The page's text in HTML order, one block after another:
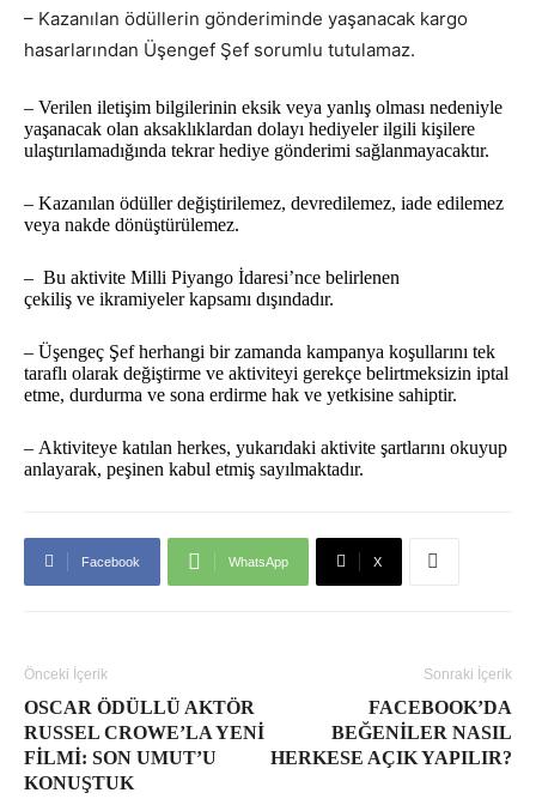
– Kazanılan ödüllerin gönderiminde yaşanacak kargo
hasarlarından Üşengef Şef sorumlu tutulamaz.
– Verilen iletişim bilgilerinin eksik veya yanlış olması nedeniyle
yaşanacak olan aksaklıklardan dolayı hediyeler ilgili kişilere
ulaştırılamadığında tekrar hediye gönderimi sağlanmayacaktır.
– Kazanılan ödüller değiştirilemez, devredilemez, iade edilemez
veya nakde dönüştürülemez.
– Bu aktivite Milli Piyango İdaresi’nce belirlenen
çekiliş ve ikramiyeler kapsamı dışındadır.
– Üşengeç Şef herhangi bir zamanda kampanya koşullarını tek
taraflı olarak değiştirme ve aktiviteyi gerekçe belirtmeksizin iptal
etme, durdurma ve sona erdirme hak ve yetkisine sahiptir.
– Aktiviteye katılan herkes, yukarıdaki aktivite şartlarını okuyup
anlayarak, peşinen kabul etmiş sayılmaktadır.
Facebook WhatsApp X
Önceki İçerik
OSCAR ÖDÜLLÜ AKTÖR
RUSSEL CROWE’LA YENI
FILMI: SON UMUT’U
KONUŞTUK
Sonraki İçerik
FACEBOOK’DA
BEĞENILER NASIL
HERKESE AÇIK YAPILIR?